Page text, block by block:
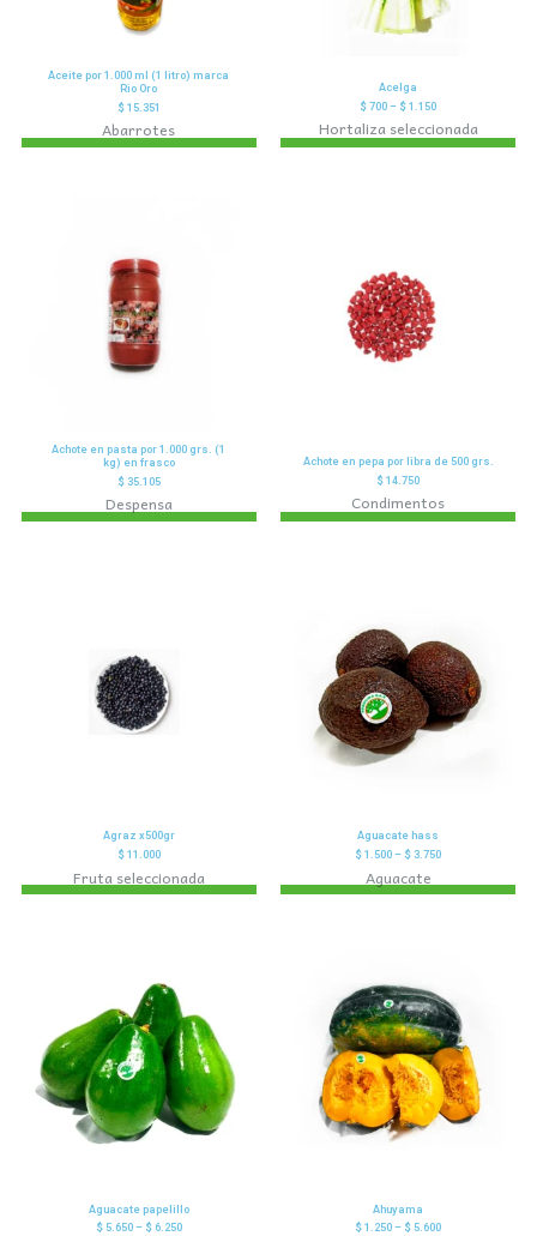
Aceite por 1.000 ml (1 litro) marca
Rio Oro
$15.351
Abarrotes
Acelga
$ 700 – $ 1.150
Hortaliza seleccionada
Achote en pasta por 1.000 grs. (1
kg) en frasco
$35.105
Despensa
Achote en pepa por libra de 500 grs.
$ 14.750
Condimentos
Agraz x500gr
$11.000
Fruta seleccionada
Aguacate hass
$ 1.500 – $ 3.750
Aguacate
Aguacate papelillo
$5.650– $6.250
Ahuyama
$ 1.250 – $ 5.600